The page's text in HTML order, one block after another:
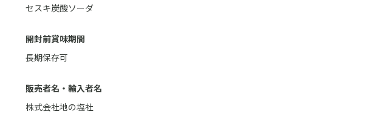
セスキ炭酸ソーダ
開封前賞味期間
長期保存可
販売者名・輸入者名
株式会社地の塩社